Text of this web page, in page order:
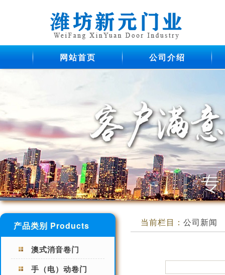
网站首页 公司介绍
产品类别 Products
澳式消音卷门
手（电）动卷门
当前栏目： 公司新闻